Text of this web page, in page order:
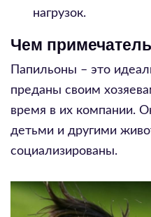
нагрузок.
Чем
Папильоны – это
преданы своим
время в их компании.
детьми и другими
социализированы.